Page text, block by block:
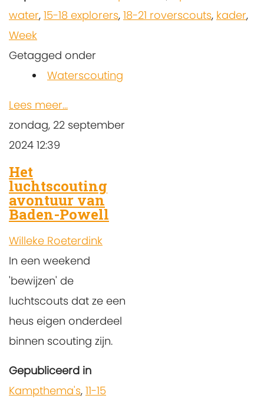
water, 15-18 explorers, 18-21 roverscouts, kader,
Week
Getagged onder
Waterscouting
Lees meer...
zondag, 22 september
2024 12:39
Het
luchtscouting
avontuur van
Baden-Powell
Willeke Roeterdink
In een weekend
'bewijzen' de
luchtscouts dat ze een
heus eigen onderdeel
binnen scouting zijn.
Gepubliceerd in
Kampthema's, 11-15